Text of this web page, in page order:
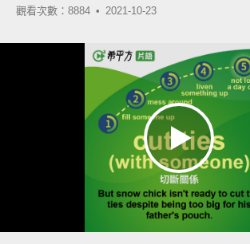
觀看次數：8884 • 2021-10-23